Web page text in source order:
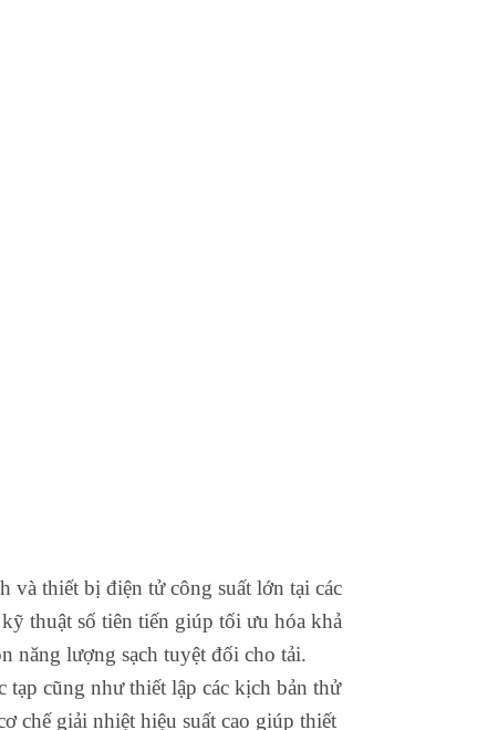
và thiết bị điện tử công suất lớn tại các
thuật số tiên tiến giúp tối ưu hóa khả
năng lượng sạch tuyệt đối cho tải.
cũng như thiết lập các kịch bản thử
chế giải nhiệt hiệu suất cao giúp thiết